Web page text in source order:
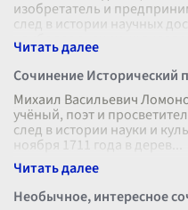
изобретатель и
след в истории научных
наиболее значимых
Сочинение Исторический
Михаил Васильевич
учёный, поэт и
след в истории науки и
ноября 1711 года в дерев
Необычное, интересное